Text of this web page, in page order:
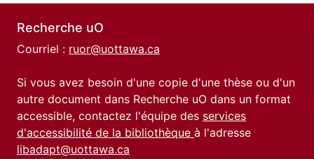
Recherche uO
Courriel : ruor@uottawa.ca
Si vous avez besoin d'une copie d'une thèse ou d'un
autre document dans Recherche uO dans un format
accessible, contactez l'équipe des services
d'accessibilité de la bibliothèque à l'adresse
libadapt@uottawa.ca